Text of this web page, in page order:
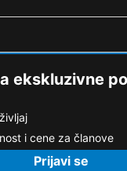
ekskluzivne
i cene za članove
Prijavi se